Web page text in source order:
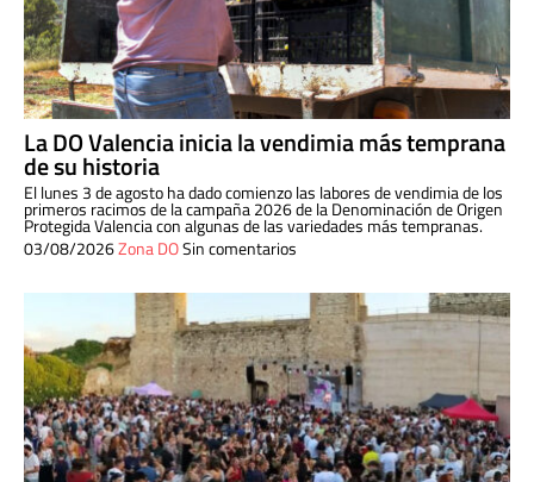
La DO Valencia inicia la vendimia más temprana
de su historia
El lunes 3 de agosto ha dado comienzo las labores de vendimia de los
primeros racimos de la campaña 2026 de la Denominación de Origen
Protegida Valencia con algunas de las variedades más tempranas.
03/08/2026Zona DOSin comentarios